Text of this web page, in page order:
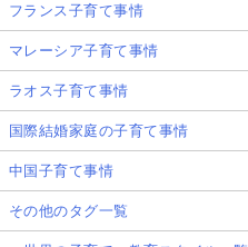
フランス子育て事情
マレーシア子育て事情
ラオス子育て事情
国際結婚家庭の子育て事情
中国子育て事情
その他のタグ一覧